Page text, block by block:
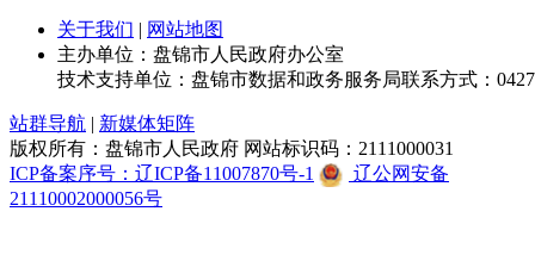
关于我们 | 网站地图
主办单位：盘锦市人民政府办公室
技术支持单位：盘锦市数据和政务服务局联系方式：
站群导航 | 新媒体矩阵
版权所有：盘锦市人民政府 网站标识码：2111000031
ICP备案序号：辽ICP备11007870号-1
辽公网安备
21110002000056号